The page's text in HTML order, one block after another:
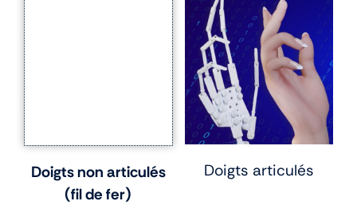
Doigts non articulés
(fil de fer)
Doigts articulés